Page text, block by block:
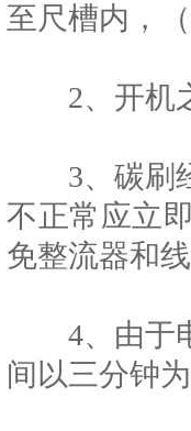
至尺槽内，
2、开机之
3、碳刷经
不正常应立
免整流器和
4、由于电
间以三分钟